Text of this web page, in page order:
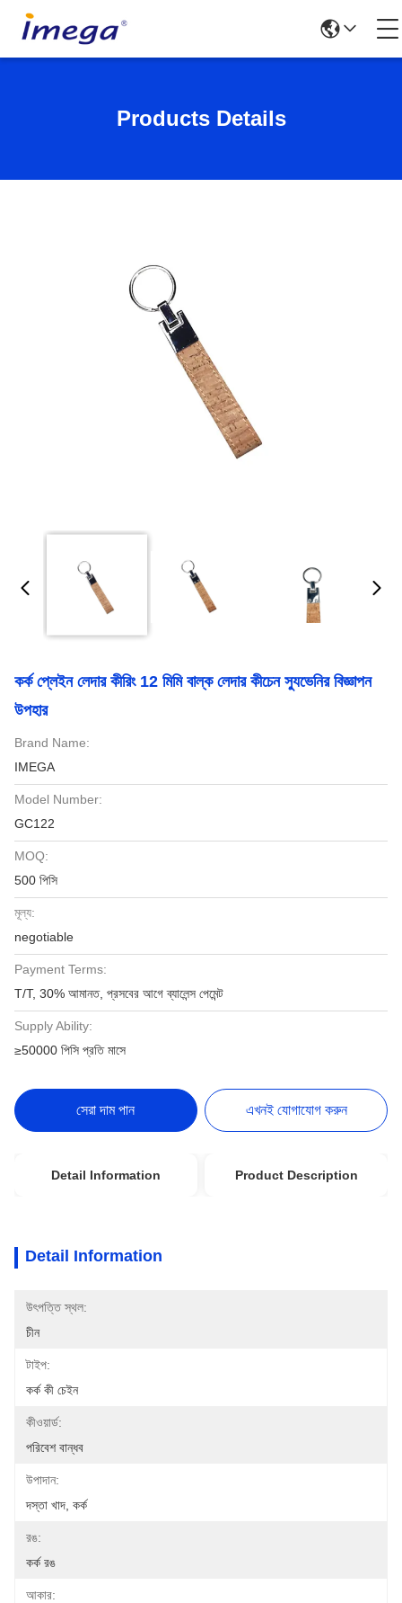
Products Details
কর্ক প্লেইন লেদার কীরিং 12 মিমি বাল্ক লেদার কীচেন স্যুভেনির বিজ্ঞাপন
উপহার
Brand Name:
IMEGA
Model Number:
GC122
MOQ:
500 পিসি
মূল্য:
negotiable
Payment Terms:
T/T, 30% আমানত, প্রসবের আগে ব্যালেন্স পেমেন্ট
Supply Ability:
≥50000 পিসি প্রতি মাসে
সেরা দাম পান এখনই যোগাযোগ করুন
Detail Information Product Description
Detail Information
উৎপত্তি স্থল:
চীন
টাইপ:
কর্ক কী চেইন
কীওয়ার্ড:
পরিবেশ বান্ধব
উপাদান:
দস্তা খাদ, কর্ক
রঙ:
কর্ক রঙ
আকার: